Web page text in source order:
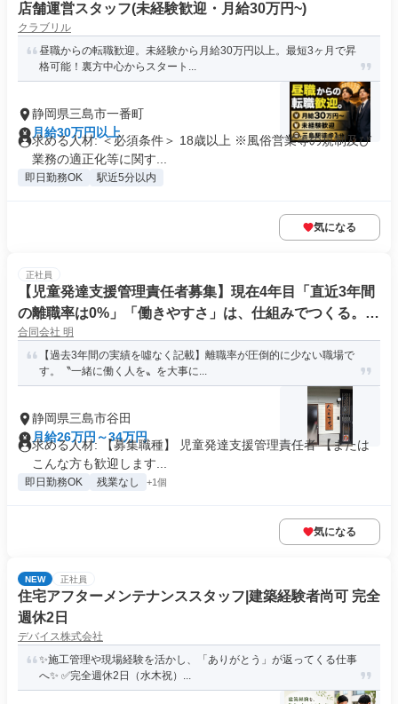
店舗運営スタッフ(未経験歓迎・月給30万円~)
クラブリル
昼職からの転職歓迎。未経験から月給30万円以上。最短3ヶ月で昇
格可能！裏方中心からスタート...
静岡県三島市一番町
月給30万円以上
求める人材: ＜必須条件＞ 18歳以上 ※風俗営業等の規制及び
業務の適正化等に関す...
即日勤務OK 駅近5分以内
気になる
正社員
【児童発達支援管理責任者募集】現在4年目「直近3年間
の離職率は0%」「働きやすさ」は、仕組みでつくる。手
書き仕事ほぼなし 残業ほぼなし 長く働ける職場です。
合同会社 明
【過去3年間の実績を噓なく記載】離職率が圧倒的に少ない職場で
す。〝一緒に働く人を〟を大事に...
静岡県三島市谷田
月給26万円～34万円
求める人材: 【募集職種】 児童発達支援管理責任者 【または
こんな方も歓迎します...
即日勤務OK 残業なし +1個
気になる
NEW 正社員
住宅アフターメンテナンススタッフ|建築経験者尚可 完全
週休2日
デバイス株式会社
✨施工管理や現場経験を活かし、「ありがとう」が返ってくる仕事
へ✨ ✅完全週休2日（水木祝）...